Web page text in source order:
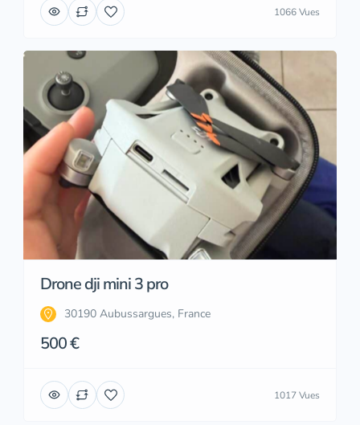
1066 Vues
Drone dji mini 3 pro
30190 Aubussargues, France
500 €
1017 Vues